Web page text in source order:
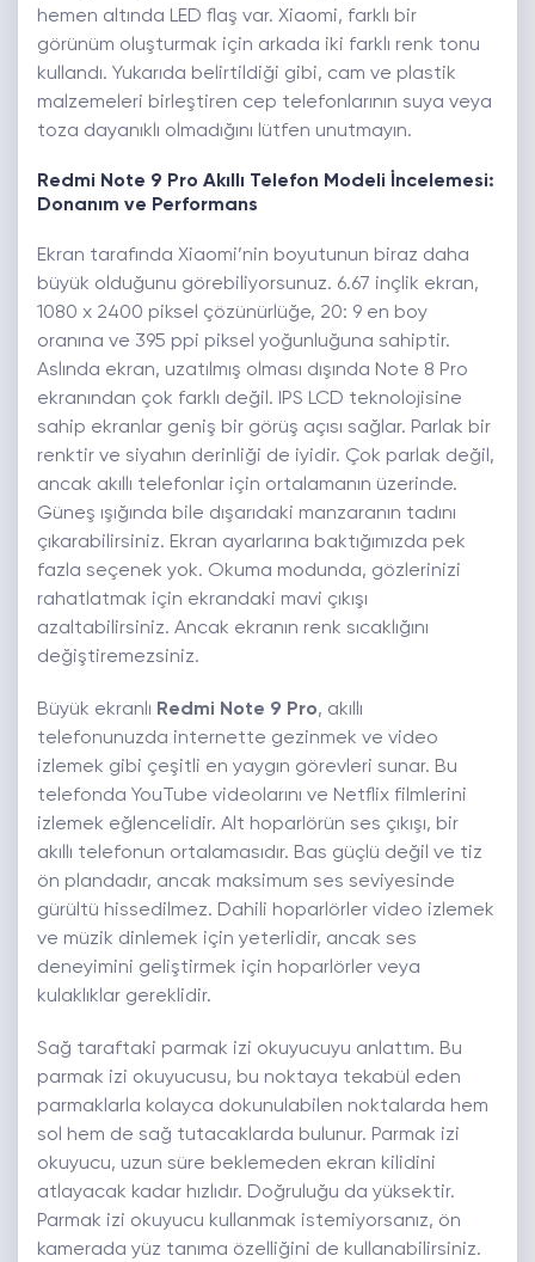
hemen altında LED flaş var. Xiaomi, farklı bir
görünüm oluşturmak için arkada iki farklı renk tonu
kullandı. Yukarıda belirtildiği gibi, cam ve plastik
malzemeleri birleştiren cep telefonlarının suya veya
toza dayanıklı olmadığını lütfen unutmayın.
Redmi Note 9 Pro Akıllı Telefon Modeli İncelemesi:
Donanım ve Performans
Ekran tarafında Xiaomi’nin boyutunun biraz daha
büyük olduğunu görebiliyorsunuz. 6.67 inçlik ekran,
1080 x 2400 piksel çözünürlüğe, 20: 9 en boy
oranına ve 395 ppi piksel yoğunluğuna sahiptir.
Aslında ekran, uzatılmış olması dışında Note 8 Pro
ekranından çok farklı değil. IPS LCD teknolojisine
sahip ekranlar geniş bir görüş açısı sağlar. Parlak bir
renktir ve siyahın derinliği de iyidir. Çok parlak değil,
ancak akıllı telefonlar için ortalamanın üzerinde.
Güneş ışığında bile dışarıdaki manzaranın tadını
çıkarabilirsiniz. Ekran ayarlarına baktığımızda pek
fazla seçenek yok. Okuma modunda, gözlerinizi
rahatlatmak için ekrandaki mavi çıkışı
azaltabilirsiniz. Ancak ekranın renk sıcaklığını
değiştiremezsiniz.
Büyük ekranlı Redmi Note 9 Pro, akıllı
telefonunuzda internette gezinmek ve video
izlemek gibi çeşitli en yaygın görevleri sunar. Bu
telefonda YouTube videolarını ve Netflix filmlerini
izlemek eğlencelidir. Alt hoparlörün ses çıkışı, bir
akıllı telefonun ortalamasıdır. Bas güçlü değil ve tiz
ön plandadır, ancak maksimum ses seviyesinde
gürültü hissedilmez. Dahili hoparlörler video izlemek
ve müzik dinlemek için yeterlidir, ancak ses
deneyimini geliştirmek için hoparlörler veya
kulaklıklar gereklidir.
Sağ taraftaki parmak izi okuyucuyu anlattım. Bu
parmak izi okuyucusu, bu noktaya tekabül eden
parmaklarla kolayca dokunulabilen noktalarda hem
sol hem de sağ tutacaklarda bulunur. Parmak izi
okuyucu, uzun süre beklemeden ekran kilidini
atlayacak kadar hızlıdır. Doğruluğu da yüksektir.
Parmak izi okuyucu kullanmak istemiyorsanız, ön
kamerada yüz tanıma özelliğini de kullanabilirsiniz.